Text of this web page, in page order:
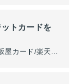
トカードを